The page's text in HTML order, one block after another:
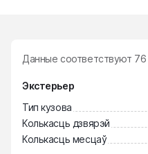
Данные соответствуют 76
Экстерьер
Тип кузова
Колькасць дзвярэй
Колькасць месцаў